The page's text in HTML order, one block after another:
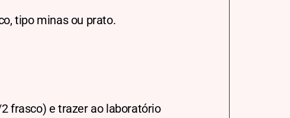
tipo minas ou prato.
frasco) e trazer ao laboratório